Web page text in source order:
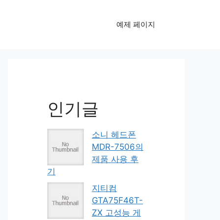
예제 페이지
인기글
소니 헤드폰
MDR-7506의
제품 사용 후
기
지티컴
GTA75F46T-
ZX 고성능 게